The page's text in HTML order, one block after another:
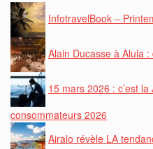
InfotravelBook –
Alain Ducasse à Alula :
15 mars 2026 : c’est
consommateurs 2026
Airalo révèle LA